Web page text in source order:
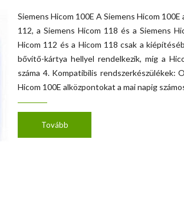
Siemens Hicom 100E A Siemens Hicom
112, a Siemens Hicom 118 és a Siemens
Hicom 112 és a Hicom 118 csak a
bővítő-kártya hellyel rendelkezik, míg a
száma 4. Kompatibilis
Hicom 100E alközpontokat a mai napig
Tovább